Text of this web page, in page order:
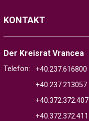
KONTAKT
Der Kreisrat Vrancea
Telefon:
+40.237.616800
+40.237.213057
+40.372.372.407
+40.372.372.411